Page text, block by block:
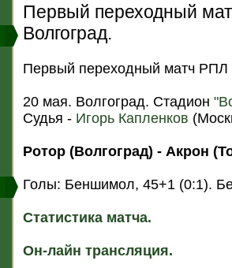
Первый переходный
Волгоград.
Первый переходный матч РПЛ
20 мая. Волгоград. Стадион
Судья - Игорь Капленков
Ротор (Волгоград) - Акрон
Голы: Беншимол, 45+1 (0:1).
Статистика матча.
Он-лайн трансляция.